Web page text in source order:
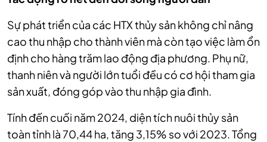
Sự phát triển của các HTX thủy sản không chỉ nâng
cao thu nhập cho thành viên mà còn tạo việc làm ổn
định cho hàng trăm lao động địa phương. Phụ nữ,
thanh niên và người lớn tuổi đều có cơ hội tham gia
sản xuất, đóng góp vào thu nhập gia đình.
Tính đến cuối năm 2024, diện tích nuôi thủy sản
toàn tỉnh là 70,44 ha, tăng 3,15% so với 2023. Tổng